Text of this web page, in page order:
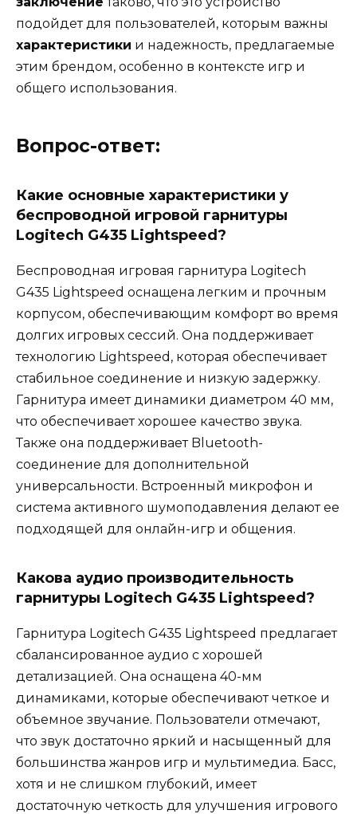
подойдет для пользователей, которым важны
характеристики и надежность, предлагаемые
этим брендом, особенно в контексте игр и
общего использования.
Вопрос-ответ:
Какие основные характеристики у
беспроводной игровой гарнитуры
Logitech G435 Lightspeed?
Беспроводная игровая гарнитура Logitech
G435 Lightspeed оснащена легким и прочным
корпусом, обеспечивающим комфорт во время
долгих игровых сессий. Она поддерживает
технологию Lightspeed, которая обеспечивает
стабильное соединение и низкую задержку.
Гарнитура имеет динамики диаметром 40 мм,
что обеспечивает хорошее качество звука.
Также она поддерживает Bluetooth-
соединение для дополнительной
универсальности. Встроенный микрофон и
система активного шумоподавления делают ее
подходящей для онлайн-игр и общения.
Какова аудио производительность
гарнитуры Logitech G435 Lightspeed?
Гарнитура Logitech G435 Lightspeed предлагает
сбалансированное аудио с хорошей
детализацией. Она оснащена 40-мм
динамиками, которые обеспечивают четкое и
объемное звучание. Пользователи отмечают,
что звук достаточно яркий и насыщенный для
большинства жанров игр и мультимедиа. Басс,
хотя и не слишком глубокий, имеет
достаточную четкость для улучшения игрового